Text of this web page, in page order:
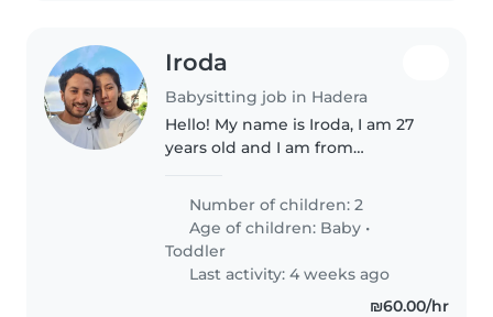
Iroda
Babysitting job in Hadera
Hello! My name is Iroda, I am 27
years old and I am from
can work in Hadera, Netanya,
Herzliya, and Tel Aviv. I have 3
years of experience caring..
Number of children: 2
Age of children: Baby •
Toddler
Last activity: 4 weeks ago
₪60.00/hr